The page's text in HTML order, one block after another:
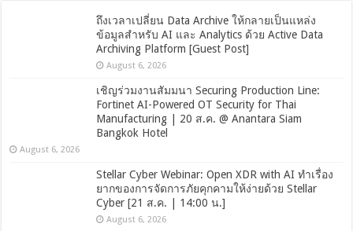
ถึงเวลาเปลี่ยน Data Archive ให้กลายเป็นแหล่ง
ข้อมูลสำหรับ AI และ Analytics ด้วย Active Data
Archiving Platform [Guest Post]
August 6, 2026
เชิญร่วมงานสัมมนา Securing Production Line:
Fortinet AI-Powered OT Security for Thai
Manufacturing | 20 ส.ค. @ Anantara Siam
Bangkok Hotel
August 6, 2026
Stellar Cyber Webinar: Open XDR with AI ทำเรื่อง
ยากของการจัดการภัยคุกคามให้ง่ายด้วย Stellar
Cyber [21 ส.ค. | 14:00 น.]
August 6, 2026